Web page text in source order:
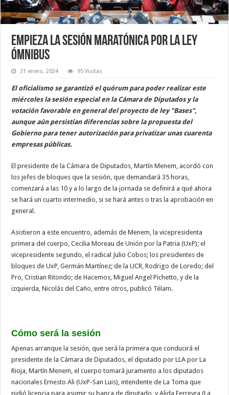
Empieza la sesión maratónica por la Ley
Ómnibus
31 enero, 2024 95 Visitas
El oficialismo se garantizó el quórum para poder realizar este
miércoles la sesión especial en la Cámara de Diputados y la
votación favorable en general del proyecto de ley "Bases",
aunque aún persistían diferencias sobre la propuesta del
Gobierno para tener autorización para privatizar unas cuarenta
empresas públicas.
El presidente de la Cámara de Diputados, Martín Menem, acordó con
los jefes de bloques que la sesión, que demandará 35 horas,
comenzará a las 10 y a lo largo de la jornada se definirá a qué ahora
se hará un cuarto intermedio, si se hará antes o tras la aprobación en
general.
Asistieron a este encuentro, además de Menem, la vicepresidenta
primera del cuerpo, Cecilia Moreau de Unión por la Patria (UxP); el
vicepresidente segundo, el radical Julio Cobos; los presidentes de
bloques de UxP, Germán Martínez; de la UCR, Rodrigo de Loredo; del
Pro, Cristian Ritondo; de Hacemos, Miguel Angel Pichetto, y de la
izquierda, Nicolás del Caño, entre otros, publicó Télam.
Cómo será la sesión
Apenas arranque la sesión, que será la primera que conducirá el
presidente de la Cámara de Diputados, el diputado por LLA por La
Rioja, Martín Menem, el cuerpo tomará juramento a los diputados
nacionales Ernesto Ali (UxP-San Luis), intendente de La Toma que
pidió licencia para asumir su banca de diputado, y Alida Ferreyra (La